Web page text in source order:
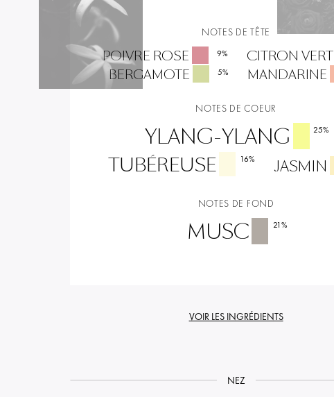
NOTES DE TÊTE
POIVRE ROSE 9% CITRON VERT
BERGAMOTE 5% MANDARINE
NOTES DE COEUR
YLANG-YLANG 25%
TUBÉREUSE 16% JASMIN
NOTES DE FOND
MUSC 21%
VOIR LES INGRÉDIENTS
NEZ